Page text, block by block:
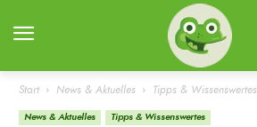
Start News & Aktuelles Tipps & Wissenswertes
News & Aktuelles Tipps & Wissenswertes